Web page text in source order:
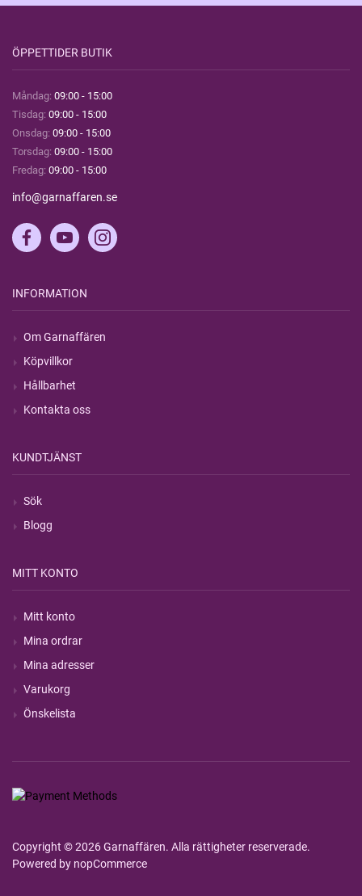
ÖPPETTIDER BUTIK
Måndag: 09:00 - 15:00
Tisdag: 09:00 - 15:00
Onsdag: 09:00 - 15:00
Torsdag: 09:00 - 15:00
Fredag: 09:00 - 15:00
info@garnaffaren.se
INFORMATION
Om Garnaffären
Köpvillkor
Hållbarhet
Kontakta oss
KUNDTJÄNST
Sök
Blogg
MITT KONTO
Mitt konto
Mina ordrar
Mina adresser
Varukorg
Önskelista
Copyright © 2026 Garnaffären. Alla rättigheter reserverade.
Powered by nopCommerce